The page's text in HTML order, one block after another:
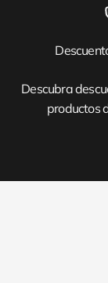
Descubra
productos